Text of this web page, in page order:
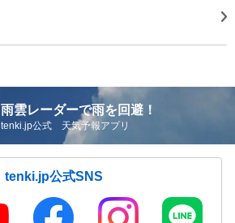
雨雲レーダーで雨を回避！
tenki.jp公式 天気予報アプリ
tenki.jp公式SNS